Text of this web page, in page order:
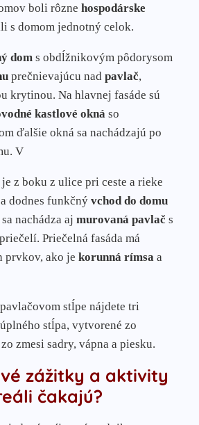
boli rôzne hospodárske
s domom jednotný celok.
dom s obdĺžnikovým pôdorysom
prečnievajúcu nad pavlač,
krytinou. Na hlavnej fasáde sú
kastlové okná so
ďalšie okná sa nachádzajú po
V
z boku z ulice pri ceste a rieke
dodnes funkčný vchod do domu
nachádza aj murovaná pavlač s
Priečelná fasáda má
prvkov, ako je korunná rímsa a
stĺpe nájdete tri
stĺpa, vytvorené zo
zo zmesi sadry, vápna a piesku.
zážitky a aktivity
čakajú?